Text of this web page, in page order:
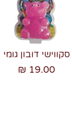
סקווישי דובון גומי
19.00 ₪